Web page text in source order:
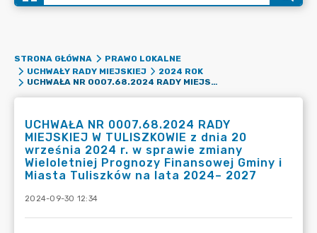
STRONA GŁÓWNA
PRAWO LOKALNE
UCHWAŁY RADY MIEJSKIEJ
2024 ROK
UCHWAŁA NR 0007.68.2024 RADY MIEJSKIEJ W TULISZKOWIE Z DNIA 20 WRZEŚNIA 2024 R. W SPRAWIE ZMIANY WIELOLETNIEJ PROGNOZY FINANSOWEJ GMINY I MIASTA TULISZKÓW NA LATA 2024– 2027
UCHWAŁA NR 0007.68.2024 RADY
MIEJSKIEJ W TULISZKOWIE z dnia 20
września 2024 r. w sprawie zmiany
Wieloletniej Prognozy Finansowej Gminy i
Miasta Tuliszków na lata 2024– 2027
2024-09-30 12:34